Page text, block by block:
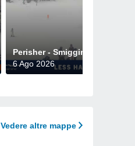
Perisher - Smiggin Holes
6 Ago 2026
Vedere altre mappe